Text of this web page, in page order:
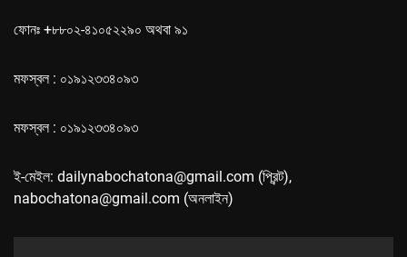
ফোনঃ +৮৮০২-৪১০৫২২৯০ অথবা ৯১
মফস্বল : ০১৯১২৩৩৪০৯৩
মফস্বল : ০১৯১২৩৩৪০৯৩
ই-মেইল: dailynabochatona@gmail.com (প্রিন্ট),
nabochatona@gmail.com (অনলাইন)